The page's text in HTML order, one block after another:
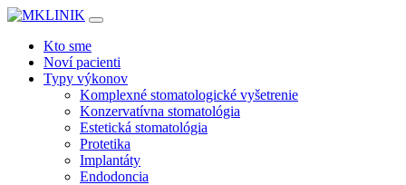
Kto sme
Noví pacienti
Typy výkonov
Komplexné stomatologické vyšetrenie
Konzervatívna stomatológia
Estetická stomatológia
Protetika
Implantáty
Endodoncia